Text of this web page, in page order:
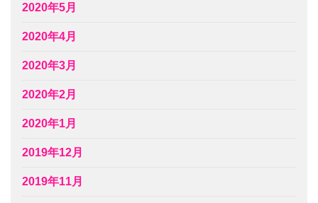
2020年5月
2020年4月
2020年3月
2020年2月
2020年1月
2019年12月
2019年11月